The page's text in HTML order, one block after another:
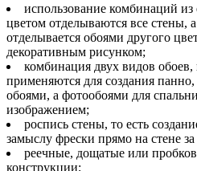
использование комбинаций
цветом отделываются все стены,
отделывается обоями другого
декоративным рисунком;
комбинация двух видов обоев,
применяются для создания
обоями, а фотообоями для
изображением;
роспись стены, то есть
замыслу фрески прямо на стене
реечные, дощатые или
конструкции;